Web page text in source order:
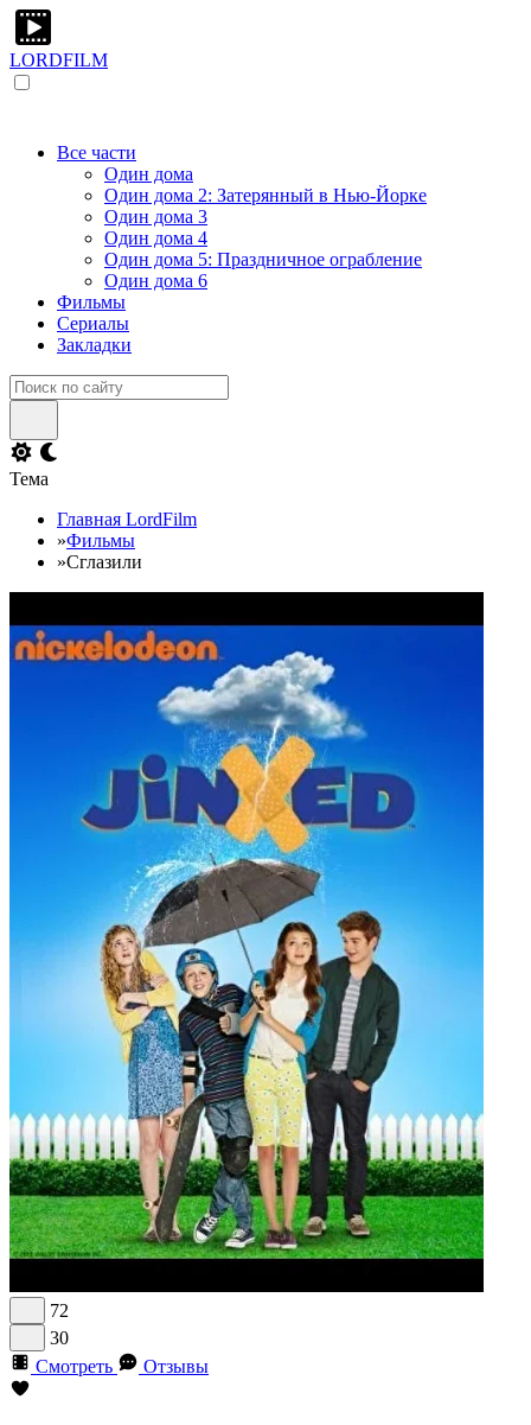
LORDFILM
Все части
Один дома
Один дома 2: Затерянный в Нью-Йорке
Один дома 3
Один дома 4
Один дома 5: Праздничное ограбление
Один дома 6
Фильмы
Сериалы
Закладки
Тема
Главная LordFilm
»Фильмы
»Сглазили
72
30
Смотреть
Отзывы